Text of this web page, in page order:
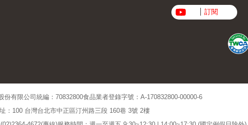
訂閱
份有限公司 統編：70832800食品業者登錄字號：A-170832800-00000-6
：100 台灣台北市中正區汀州路三段 160巷 3號 2樓